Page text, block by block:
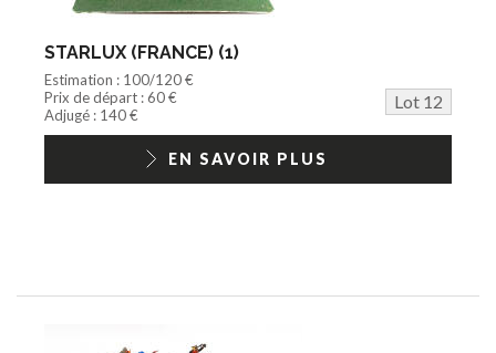
STARLUX (FRANCE) (1)
Estimation : 100/120 €
Prix de départ : 60 €
Lot 12
Adjugé : 140 €
EN SAVOIR PLUS